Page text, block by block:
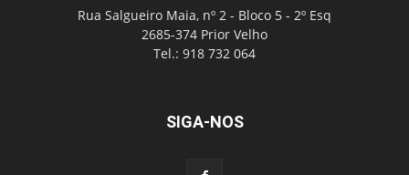
Rua Salgueiro Maia, nº 2 - Bloco 5 - 2º Esq
2685-374 Prior Velho
Tel.: 918 732 064
SIGA-NOS